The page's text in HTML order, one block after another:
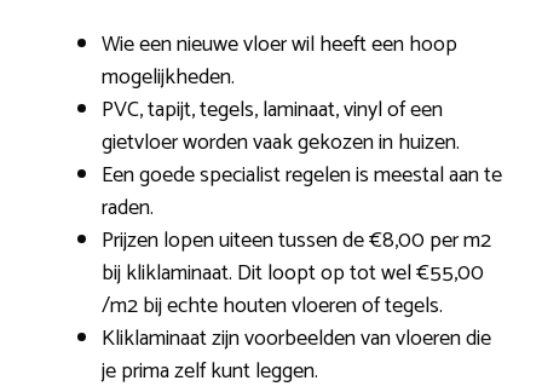
Wie een nieuwe vloer wil heeft een hoop
mogelijkheden.
PVC, tapijt, tegels, laminaat, vinyl of een
gietvloer worden vaak gekozen in huizen.
Een goede specialist regelen is meestal aan te
raden.
Prijzen lopen uiteen tussen de €8,00 per m2
bij kliklaminaat. Dit loopt op tot wel €55,00
/m2 bij echte houten vloeren of tegels.
Kliklaminaat zijn voorbeelden van vloeren die
je prima zelf kunt leggen.